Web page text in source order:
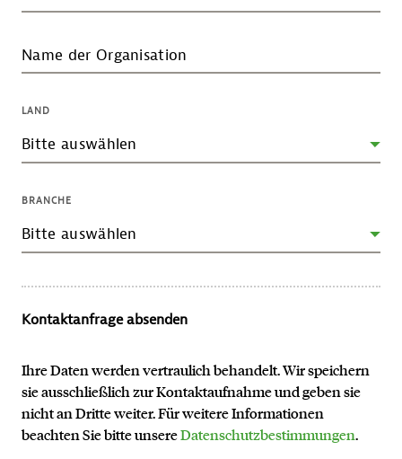
Name der Organisation
LAND
BRANCHE
Kontaktanfrage absenden
Ihre Daten werden vertraulich behandelt. Wir speichern
sie ausschließlich zur Kontaktaufnahme und geben sie
nicht an Dritte weiter. Für weitere Informationen
beachten Sie bitte unsereDatenschutzbestimmungen.